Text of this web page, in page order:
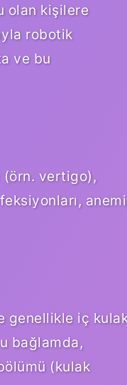
olan kişilere
robotik
ve bu
(örn. vertigo),
genellikle iç
bağlamda,
(kulak